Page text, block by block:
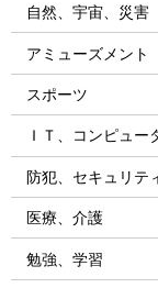
自然、宇宙、災害
アミューズメント
スポーツ
ＩＴ、コンピュ
防犯、セキュリテ
医療、介護
勉強、学習